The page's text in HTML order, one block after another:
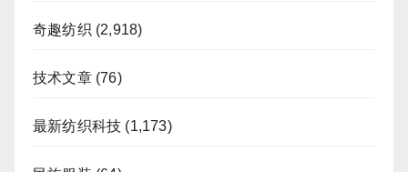
奇趣纺织 (2,918)
技术文章(76)
最新纺织科技 (1,173)